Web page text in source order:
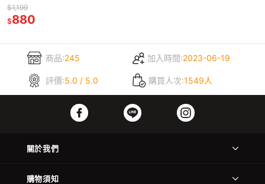
$1,199
$880
商品:245 加入時間:2023-06-19
評價:5.0 / 5.0 購買人次:1549人
關於我們
購物須知